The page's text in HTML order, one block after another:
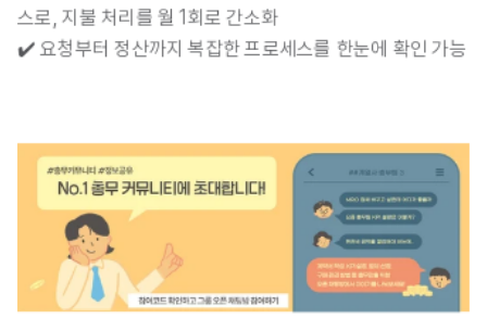
스로, 지불 처리를 월 1회로 간소화
✔️ 요청부터 정산까지 복잡한 프로세스를 한눈에 확인 가능